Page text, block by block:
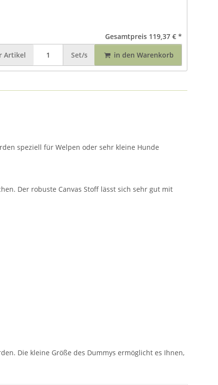
Gesamtpreis 119,37 € *
Artikel Set/s in den Warenkorb
speziell für Welpen oder sehr kleine Hunde
Der robuste Canvas Stoff lässt sich sehr gut mit
Die kleine Größe des Dummys ermöglicht es Ihnen,